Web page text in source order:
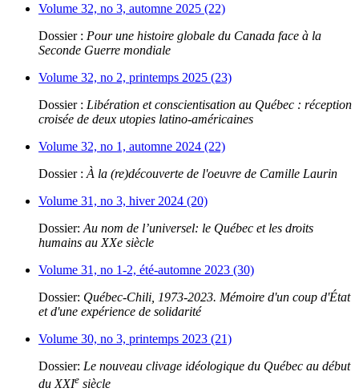
Volume 32, no 3, automne 2025 (22)
Dossier : Pour une histoire globale du Canada face à la
Seconde Guerre mondiale
Volume 32, no 2, printemps 2025 (23)
Dossier : Libération et conscientisation au Québec : réception
croisée de deux utopies latino-américaines
Volume 32, no 1, automne 2024 (22)
Dossier : À la (re)découverte de l'oeuvre de Camille Laurin
Volume 31, no 3, hiver 2024 (20)
Dossier: Au nom de l’universel: le Québec et les droits
humains au XXe siècle
Volume 31, no 1-2, été-automne 2023 (30)
Dossier: Québec-Chili, 1973-2023. Mémoire d'un coup d'État
et d'une expérience de solidarité
Volume 30, no 3, printemps 2023 (21)
Dossier: Le nouveau clivage idéologique du Québec au début
du XXIe siècle